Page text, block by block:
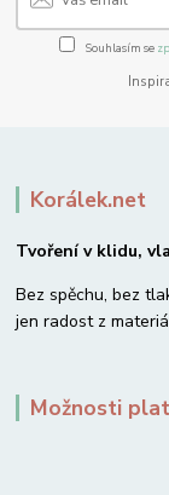
Souhlasím se
Korálek.net
Tvoření v klidu,
Bez spěchu, bez
jen radost z
Možnosti